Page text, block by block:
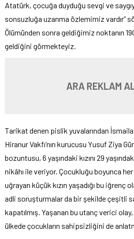
Atatürk, çocuğa duyduğu sevgi ve
sonsuzluğa uzanma özlemimiz vardır”
Ölümünden sonra geldiğimiz noktanın
geldiğini görmekteyiz.
ARA REKLAM
Tarikat denen pislik yuvalarından
Hiranur Vakfı’nın kurucusu Yusuf Ziya
bozuntusu, 6 yaşındaki kızını 29
nikâhı ile veriyor. Çocukluğu boyunca
uğrayan küçük kızın yaşadığı bu iğrenç
adli soruşturmalar da bir şekilde çeşitli
kapatılmış. Yaşanan bu utanç verici
ülkede çocukların sahipsizliğini de